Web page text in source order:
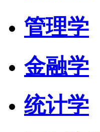
管理学
金融学
统计学